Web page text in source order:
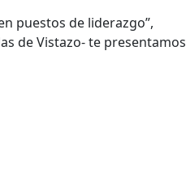
puestos de liderazgo”,
de Vistazo- te presentamos